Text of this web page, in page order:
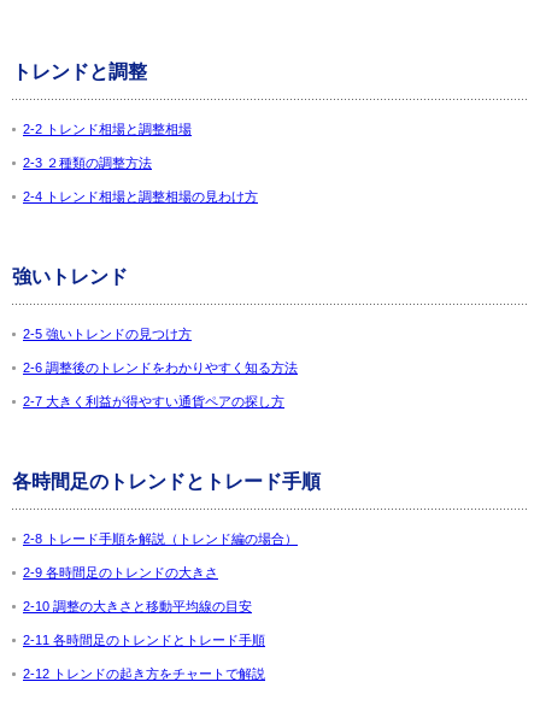
トレンドと調整
2-2 トレンド相場と調整相場
2-3 ２種類の調整方法
2-4 トレンド相場と調整相場の見わけ方
強いトレンド
2-5 強いトレンドの見つけ方
2-6 調整後のトレンドをわかりやすく知る方法
2-7 大きく利益が得やすい通貨ペアの探し方
各時間足のトレンドとトレード手順
2-8 トレード手順を解説（トレンド編の場合）
2-9 各時間足のトレンドの大きさ
2-10 調整の大きさと移動平均線の目安
2-11 各時間足のトレンドとトレード手順
2-12 トレンドの起き方をチャートで解説